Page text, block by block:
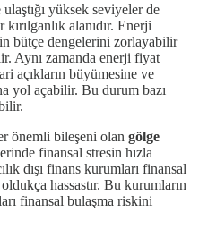
yüksek seviyeler de
alanıdır. Enerji
bütçe dengelerini zorlayabilir
Aynı zamanda enerji fiyat
açıkların büyümesine ve
yol açabilir. Bu durum bazı
önemli bileşeni olan gölge
finansal stresin hızla
dışı finans kurumları finansal
hassastır. Bu kurumların
finansal bulaşma riskini